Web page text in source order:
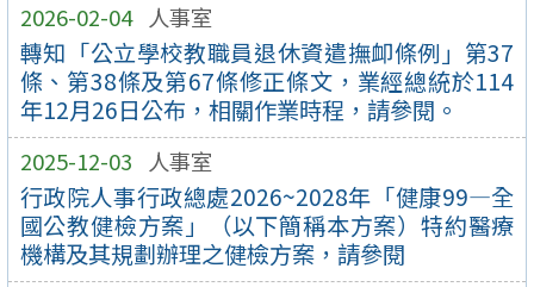
2026-02-04 人事室
轉知「公立學校教職員退休資遣撫卹條例」第37
條、第38條及第67條修正條文，業經總統於114
年12月26日公布，相關作業時程，請參閱。
2025-12-03 人事室
行政院人事行政總處2026~2028年「健康99—全
國公教健檢方案」（以下簡稱本方案）特約醫療
機構及其規劃辦理之健檢方案，請參閱